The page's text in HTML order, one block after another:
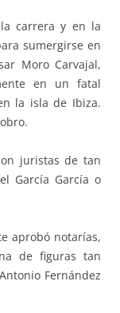
carrera y en la
sumergirse en
Moro Carvajal,
en un fatal
la isla de Ibiza.
juristas de tan
García García o
aprobó notarías,
de figuras tan
Fernández